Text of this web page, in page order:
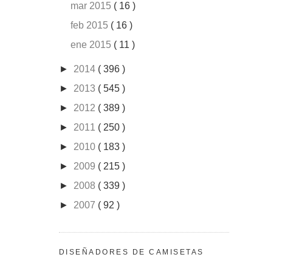
mar 2015 ( 16 )
feb 2015 ( 16 )
ene 2015 ( 11 )
► 2014 ( 396 )
► 2013 ( 545 )
► 2012 ( 389 )
► 2011 ( 250 )
► 2010 ( 183 )
► 2009 ( 215 )
► 2008 ( 339 )
► 2007 ( 92 )
DISEÑADORES DE CAMISETAS